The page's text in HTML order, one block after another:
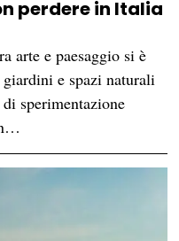
perdere in Italia
arte e paesaggio si è
e spazi naturali
sperimentazione